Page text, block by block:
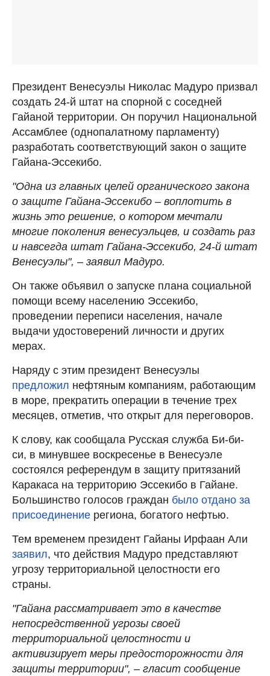
Президент Венесуэлы Николас Мадуро призвал
создать 24-й штат на спорной с соседней
Гайаной территории. Он поручил Национальной
Ассамблее (однопалатному парламенту)
разработать соответствующий закон о защите
Гайана-Эссекибо.
"Одна из главных целей органического закона
о защите Гайана-Эссекибо – воплотить в
жизнь это решение, о котором мечтали
многие поколения венесуэльцев, и создать раз
и навсегда штат Гайана-Эссекибо, 24-й штат
Венесуэлы", – заявил Мадуро.
Он также объявил о запуске плана социальной
помощи всему населению Эссекибо,
проведении переписи населения, начале
выдачи удостоверений личности и других
мерах.
Наряду с этим президент Венесуэлы
предложил нефтяным компаниям, работающим
в море, прекратить операции в течение трех
месяцев, отметив, что открыт для переговоров.
К слову, как сообщала Русская служба Би-би-
си, в минувшее воскресенье в Венесуэле
состоялся референдум в защиту притязаний
Каракаса на территорию Эссекибо в Гайане.
Большинство голосов граждан было отдано за
присоединение региона, богатого нефтью.
Тем временем президент Гайаны Ирфаан Али
заявил, что действия Мадуро представляют
угрозу территориальной целостности его
страны.
"Гайана рассматривает это в качестве
непосредственной угрозы своей
территориальной целостности и
активизирует меры предосторожности для
защиты территории", – гласит сообщение